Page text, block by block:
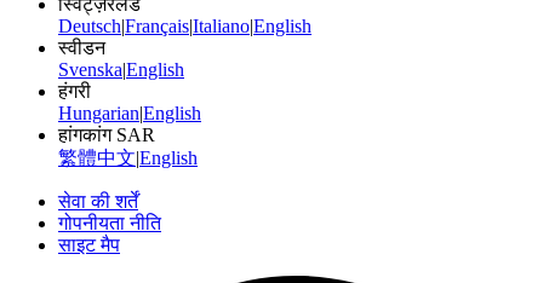
स्विट्ज़रलैंड
DeutschFrançaisItalianoEnglish
स्वीडन
SvenskaEnglish
हंगरी
HungarianEnglish
हांगकांग SAR
繁體中文 English
सेवा की शर्तें
गोपनीयता नीति
साइट मैप